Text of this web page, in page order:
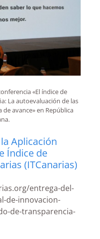
«El índice de
La autoevaluación de las
avance» en República
Aplicación
Índice de
(ITCanarias)
entrega-del-
de-innovacion-
de-transparencia-